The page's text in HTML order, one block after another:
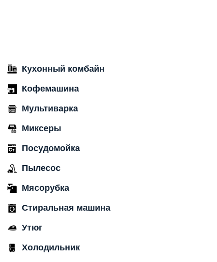
Кухонный комбайн
Кофемашина
Мультиварка
Миксеры
Посудомойка
Пылесос
Мясорубка
Стиральная машина
Утюг
Холодильник